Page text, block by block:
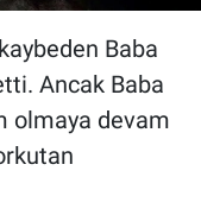
Baba
Ancak Baba
olmaya devam